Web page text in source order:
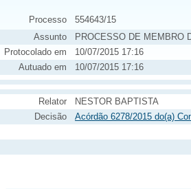
Processo
554643/15
Assunto
PROCESSO DE MEMBRO
Protocolado em
10/07/2015 17:16
Autuado em
10/07/2015 17:16
Relator
NESTOR BAPTISTA
Decisão
Acórdão 6278/2015 do(a)